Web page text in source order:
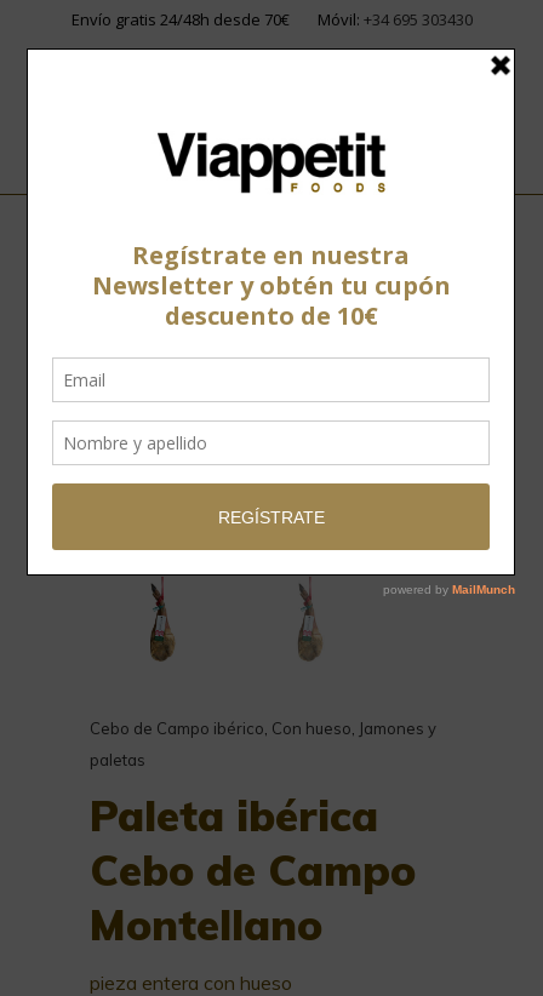
Envío gratis 24/48h desde 70€ Móvil: +34 695 303430
Cebo de Campo ibérico Con hueso Jamones y
paletas
Paleta ibérica
Cebo de Campo
Montellano
pieza entera con hueso